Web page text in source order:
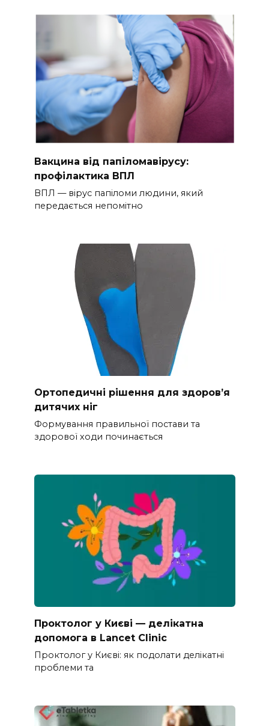
Вакцина від папіломавірусу:
профілактика ВПЛ
ВПЛ — вірус папіломи людини, який
передається непомітно
Ортопедичні рішення для здоров’я
дитячих ніг
Формування правильної постави та
здорової ходи починається
Проктолог у Києві — делікатна
допомога в Lancet Clinic
Проктолог у Києві: як подолати делікатні
проблеми та